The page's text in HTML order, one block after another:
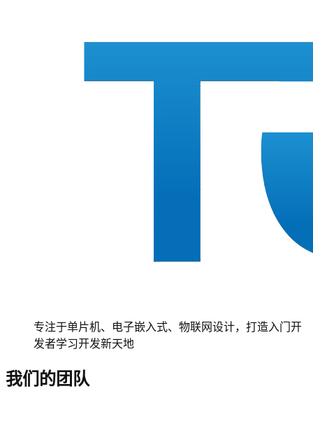
专注于单片机、电子嵌入式、物联网设计，打造入门开
发者学习开发新天地
我们的团队